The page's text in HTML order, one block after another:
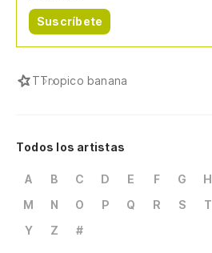
Suscríbete
TTropico banana
Todos los artistas
A B C D E F G H
M
N O P Q R S T
Y
Z #